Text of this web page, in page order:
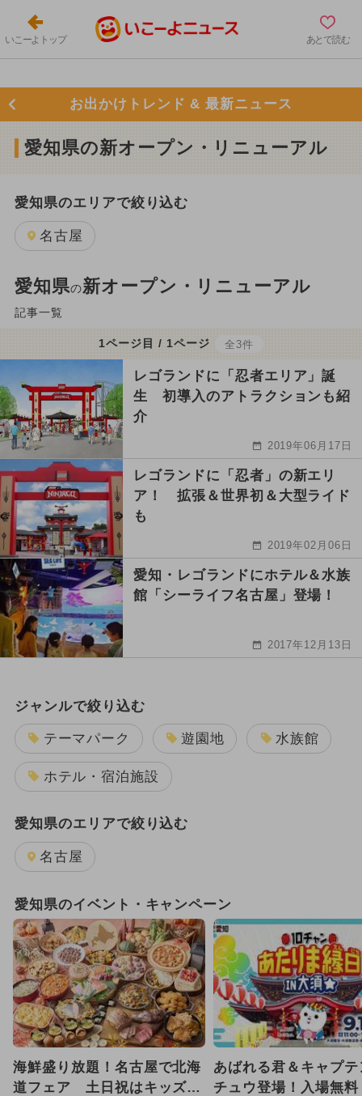
いこーよトップ あとで読む
お出かけトレンド & 最新ニュース
愛知県の新オープン・リニューアル
愛知県のエリアで絞り込む
名古屋
愛知県の新オープン・リニューアル
記事一覧
1ページ目 / 1ページ 全3件
レゴランドに「忍者エリア」誕
生 初導入のアトラクションも紹
介
2019年06月17日
レゴランドに「忍者」の新エリ
ア！ 拡張＆世界初＆大型ライド
も
2019年02月06日
愛知・レゴランドにホテル＆水族
館「シーライフ名古屋」登場！
2017年12月13日
ジャンルで絞り込む
テーマパーク 遊園地 水族館
ホテル・宿泊施設
愛知県のエリアで絞り込む
名古屋
愛知県のイベント・キャンペーン
海鮮盛り放題！名古屋で北海
道フェア 土日祝はキッズメ
あばれる君＆キャプテ
チュウ登場！入場無料